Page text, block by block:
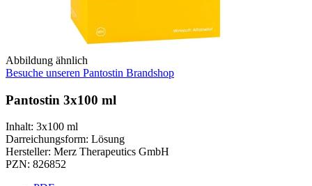
Abbildung ähnlich
Besuche unseren Pantostin Brandshop
Pantostin 3x100 ml
Inhalt: 3x100 ml
Darreichungsform: Lösung
Hersteller: Merz Therapeutics GmbH
PZN: 826852